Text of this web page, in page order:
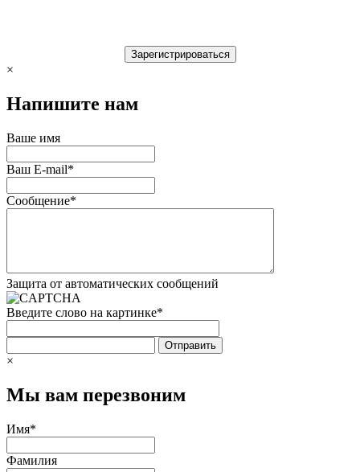
×
Напишите нам
Ваше имя
Ваш E-mail*
Сообщение*
Защита от автоматических сообщений
Введите слово на картинке*
×
Мы вам перезвоним
Имя*
Фамилия